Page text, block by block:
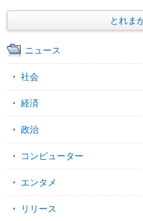
とれま
ニュース
社会
経済
政治
コンピューター
エンタメ
リリース